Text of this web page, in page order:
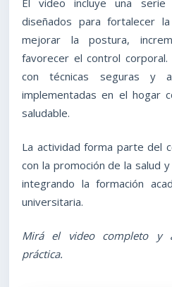
El video incluye una serie
diseñados para fortalecer la
mejorar la postura,
favorecer el control corporal.
con técnicas seguras y
implementadas en el hogar
saludable.
La actividad forma parte del
con la promoción de la salud
integrando la formación
universitaria.
Mirá el video completo y
práctica.